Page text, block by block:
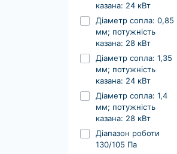
казана: 24 кВт
Діаметр сопла: 0,85
мм; потужність
казана: 28 кВт
Діаметр сопла: 1,35
мм; потужність
казана: 24 кВт
Діаметр сопла: 1,4
мм; потужність
казана: 28 кВт
Діапазон роботи
130/105 Па